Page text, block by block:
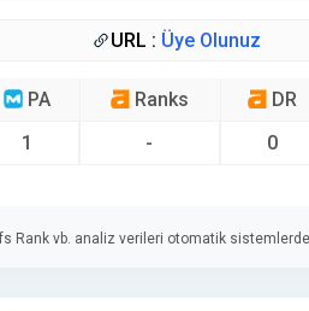
URL : Üye Olunuz
PA
1
Ranks
-
DR
0
Rank vb. analiz verileri otomatik